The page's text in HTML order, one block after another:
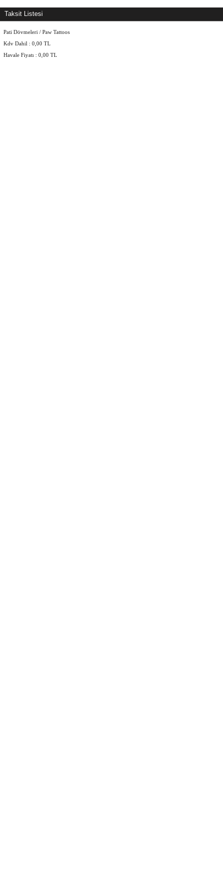
Taksit Listesi
Pati Dövmeleri / Paw Tattoos
Kdv Dahil : 0,00 TL
Havale Fiyatı : 0,00 TL